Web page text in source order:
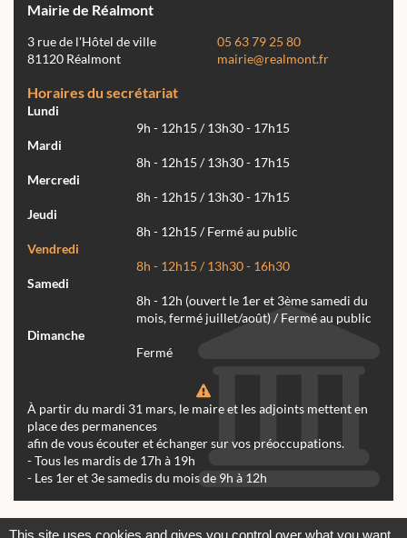
Mairie de Réalmont
3 rue de l'Hôtel de ville
81120 Réalmont
05 63 79 25 80
mairie@realmont.fr
Horaires du secrétariat
Lundi
9h - 12h15 / 13h30 - 17h15
Mardi
8h - 12h15 / 13h30 - 17h15
Mercredi
8h - 12h15 / 13h30 - 17h15
Jeudi
8h - 12h15 / Fermé au public
Vendredi
8h - 12h15 / 13h30 - 16h30
Samedi
8h - 12h (ouvert le 1er et 3ème samedi du
mois, fermé juillet/août) / Fermé au public
Dimanche
Fermé
À partir du mardi 31 mars, le maire et les adjoints mettent en
place des permanences
afin de vous écouter et échanger sur vos préoccupations.
- Tous les mardis de 17h à 19h
- Les 1er et 3e samedis du mois de 9h à 12h
This site uses cookies and gives you control over what you want